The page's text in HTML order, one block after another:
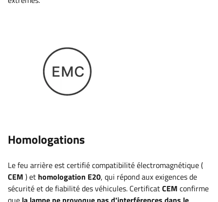
Homologations
Le feu arrière est certifiécompatibilité électromagnétique (
CEM ) et homologation E20, qui répond aux exigences de
sécurité et de fiabilité des véhicules. CertificatCEM confirme